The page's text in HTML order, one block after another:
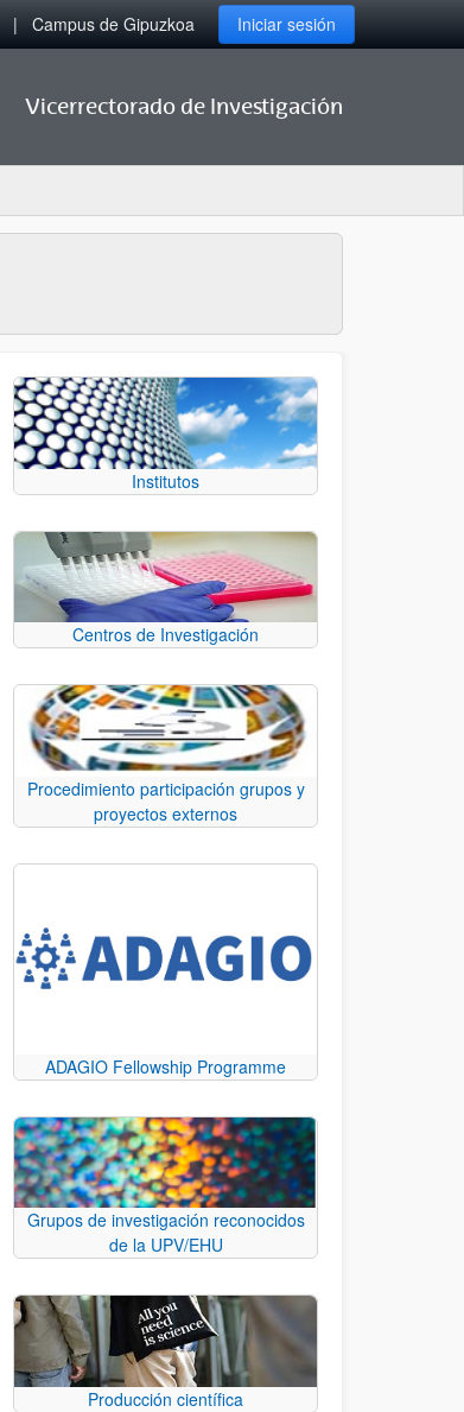
Campus de Gipuzkoa Iniciar sesión
Vicerrectorado de Investigación
Institutos
Centros de Investigación
Procedimiento participación grupos y
proyectos externos
ADAGIO Fellowship Programme
Grupos de investigación reconocidos
de la UPV/EHU
Producción científica